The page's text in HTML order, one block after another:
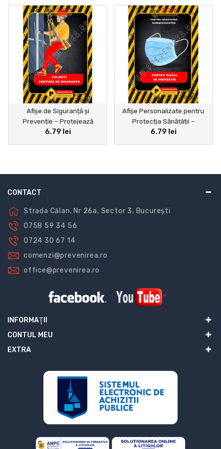
Afișe de Siguranță și
Prevenție – Protejează
Angajații și Reduc Riscurile
6.79 lei
Afișe Personalizate pentru
Protecția Sănătății –
Protejează-ți Angajații și
6.79 lei
CONTACT
Strada Călan, Nr 26a, Sector 3, București
0758 59 34 56
0724 30 67 14
comenzi@prevenirea.ro
office@prevenirea.ro
INFORMAŢII
CONTUL MEU
EXTRA